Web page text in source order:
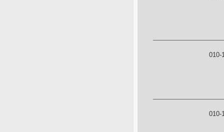
010-
010-